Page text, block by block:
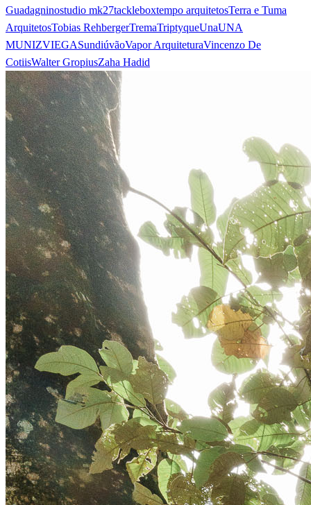
Guadagninostudio mk27tackleboxtempo arquitetosTerra e Tuma
ArquitetosTobias RehbergerTremaTriptyqueUnaUNA
MUNIZVIEGASundiúvãoVapor ArquiteturaVincenzo De
CotiisWalter GropiusZaha Hadid